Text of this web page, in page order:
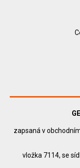
zapsaná v
vložka 7114, se